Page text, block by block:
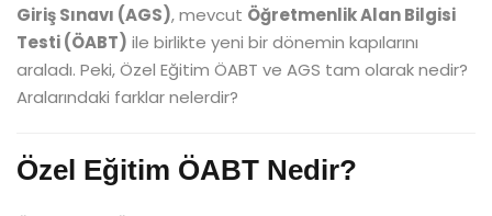
Giriş Sınavı (AGS), mevcut Öğretmenlik Alan Bilgisi
Testi (ÖABT) ile birlikte yeni bir dönemin kapılarını
araladı. Peki, Özel Eğitim ÖABT ve AGS tam olarak nedir?
Aralarındaki farklar nelerdir?
Özel Eğitim ÖABT Nedir?